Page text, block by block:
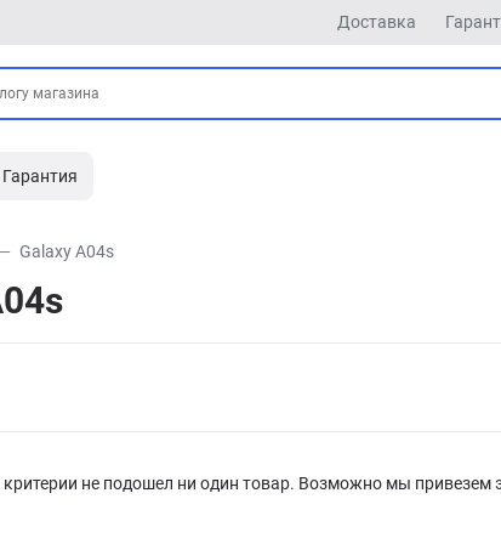
Доставка
Гарантия
Galaxy A04s
не подошел ни один товар. Возможно мы привезем